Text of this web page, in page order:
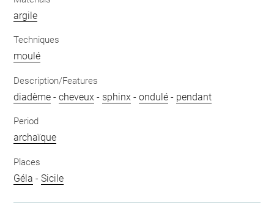
argile
Techniques
moulé
Description/Features
diadème -cheveux - sphinx -ondulé - pendant
Period
archaïque
Places
Géla -Sicile